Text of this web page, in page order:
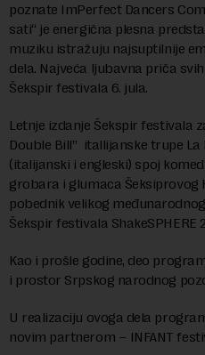
poznate ImPerfect Dancers
sati“ je energična plesna
muziku istražuju najsuptilnije
dela. Najveća ljubavna priča
Šekspir festivala 6. jula.
Letnje izdanje Šekspir festivala
Double Bill” itallijanske trupe
(italijanski i engleski) spoj
grobara i glumaca Šeksiprovog
pobednik velikog
Šekspir festivala ShakeSPHERE
Kao i prošle godine, deo
i prostor Srpskog narodnog
U realizaciju ovoga dela
novim partnerom – INFANT